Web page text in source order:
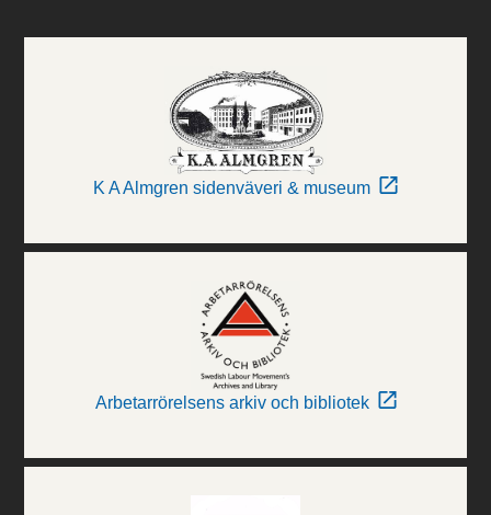
K A Almgren sidenväveri & museum
Arbetarrörelsens arkiv och bibliotek